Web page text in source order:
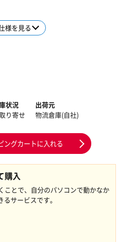
様を見る
状況
り寄せ
出荷元
物流倉庫(自社)
ングカートに入れる
購入
ことで、自分のパソコンで動かなか
サービスです。